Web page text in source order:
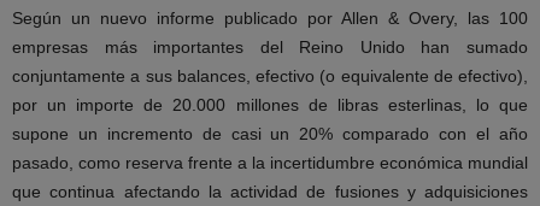
Según un nuevo informe publicado por Allen & Overy, las 100
empresas más importantes del Reino Unido han sumado
conjuntamente a sus balances, efectivo (o equivalente de efectivo),
por un importe de 20.000 millones de libras esterlinas, lo que
supone un incremento de casi un 20% comparado con el año
pasado, como reserva frente a la incertidumbre económica mundial
que continua afectando la actividad de fusiones y adquisiciones